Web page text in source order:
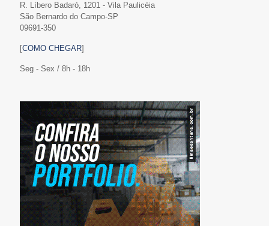
R. Líbero Badaró, 1201 - Vila Paulicéia
São Bernardo do Campo-SP
09691-350
[COMO CHEGAR]
Seg - Sex / 8h - 18h